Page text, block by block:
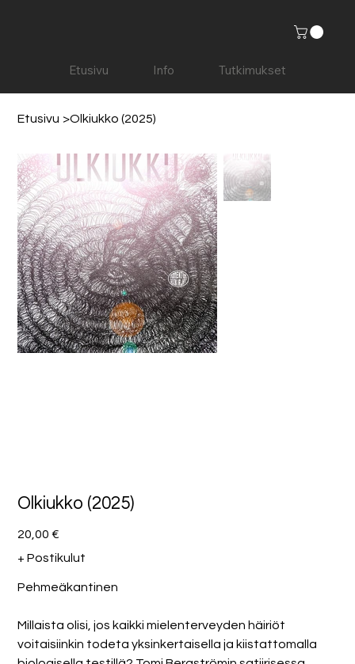
Etusivu Info Tutkimukset
Etusivu >Olkiukko (2025)
Olkiukko (2025)
Hinta
20,00 €
+ Postikulut
Pehmeäkantinen
Millaista olisi, jos kaikki mielenterveyden häiriöt
voitaisiinkin todeta yksinkertaisella ja kiistattomalla